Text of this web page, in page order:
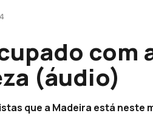
(áudio)
que a Madeira está neste